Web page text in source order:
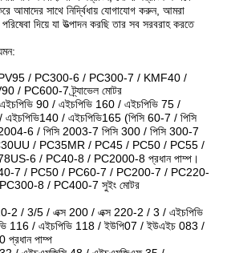
আমাদের সাথে নির্দ্বিধায় যোগাযোগ করুন, আমরা
দিয়ে যা উত্পাদন করছি তার সব সরবরাহ করতে
/ PC300-6 / PC300-7 / KMF40 /
/ PC600-7 ট্র্যাভেল মোটর
90 / এইচপিভি 160 / এইচপিভি 75 /
/ এইচপিভি165 (পিসি 60-7 / পিসি
6 / পিসি 2003-7 পিসি 300 / পিসি 300-7
/ PC35MR / PC45 / PC50 / PC55 /
6 / PC40-8 / PC2000-8 প্রধান পাম্প।
7 / PC50 / PC60-7 / PC200-7 / PC220-
8 / PC400-7 সুইং মোটর
2 / 3/5 / এক্স 200 / এক্স 220-2 / 3 / এইচপিভি
116 / এইচপিভি 118 / ইউপি07 / ইউএইচ 083 /
প্রধান পাম্প